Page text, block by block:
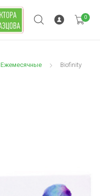
0
Ежемесячные
Biofinity